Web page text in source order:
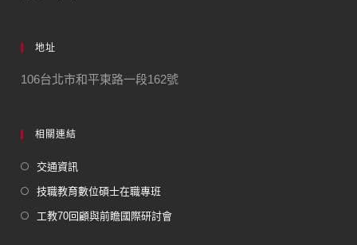
地址
106台北市和平東路一段162號
相關連結
交通資訊
技職教育數位碩士在職專班
工教70回顧與前瞻國際研討會